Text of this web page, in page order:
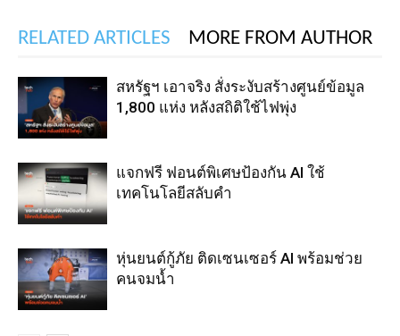
RELATED ARTICLES MORE FROM AUTHOR
สหรัฐฯ เอาจริง สั่งระงับสร้างศูนย์ข้อมูล
1,800 แห่ง หลังสถิติใช้ไฟพุ่ง
แจกฟรี ฟอนต์พิเศษป้องกัน AI ใช้
เทคโนโลยีสลับคำ
หุ่นยนต์กู้ภัย ติดเซนเซอร์ AI พร้อมช่วย
คนจมน้ำ